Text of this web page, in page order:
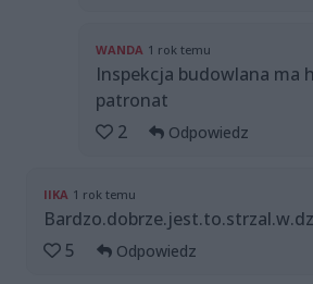
WANDA 1 rok temu
Inspekcja budowlana ma
patronat
2
Odpowiedz
IIKA 1 rok temu
5
Odpowiedz